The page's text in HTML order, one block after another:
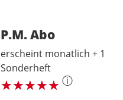
P.M. Abo
erscheint monatlich + 1
Sonderheft
ⓘ